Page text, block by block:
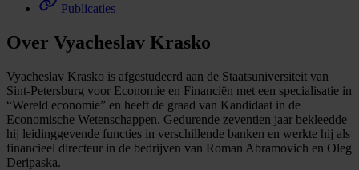
Publicaties
Over Vyacheslav Krasko
Vyacheslav Krasko is afgestudeerd aan de Staatsuniversiteit van
Sint-Petersburg voor Economie en Financiën met een specialisatie in
“Wereld economie” en heeft de graad van Kandidaat in de
Economische Wetenschappen. Gedurende zeventien jaar bekleedde
hij leidinggevende functies in verschillende banken en werkte hij als
financieel directeur in de bedrijven van Roman Abramovich en Oleg
Deripaska.